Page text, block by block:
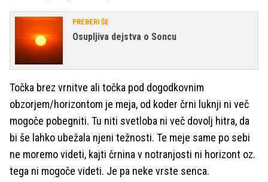
PREBERI ŠE
Osupljiva dejstva o Soncu
Točka brez vrnitve ali točka pod dogodkovnim
obzorjem/horizontom je meja, od koder črni luknji ni več
mogoče pobegniti. Tu niti svetloba ni več dovolj hitra, da
bi še lahko ubežala njeni težnosti. Te meje same po sebi
ne moremo videti, kajti črnina v notranjosti ni horizont oz.
tega ni mogoče videti. Je pa neke vrste senca.